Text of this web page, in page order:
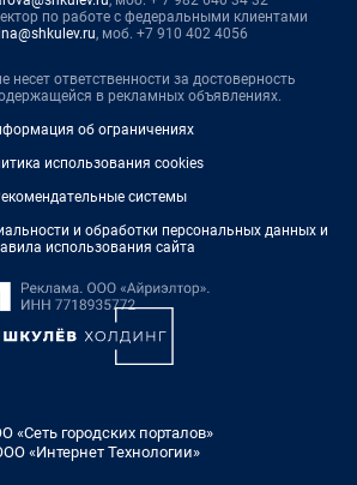
по работе с федеральными клиентами
, моб. +7 910 402 4056
несет ответственности за достоверность
в рекламных объявлениях.
об ограничениях
использования cookies
системы
и обработки персональных данных и
использования сайта
«Сеть городских порталов»
«Интернет Технологии»